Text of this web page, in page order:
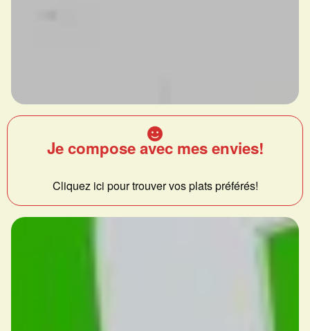
Je compose avec mes envies!
Cliquez ici pour trouver vos plats préférés!